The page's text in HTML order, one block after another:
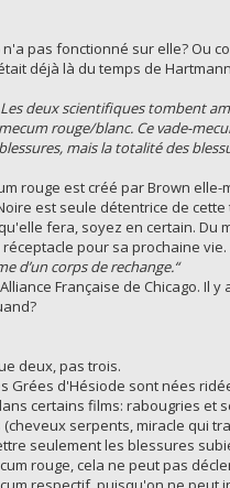
pas fonctionné sur elle? Ou
déjà là du temps de
deux scientifiques tombent
rouge/blanc. Ce vade-
mais la totalité des
rouge est créé par Brown
est seule détentrice de
fera, soyez en certain. Du
pour sa prochaine vie.
d’un corps de rechange.“
Française de Chicago.
deux, pas trois.
Grées d'Hésiode sont nées
certains films: rabougries et
serpents, miracle qui
seulement les blessures
rouge, cela ne peut pas